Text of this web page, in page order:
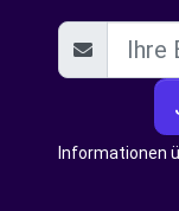
Informationen